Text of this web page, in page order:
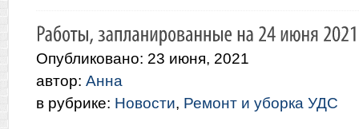
Опубликовано: 23 июня, 2021
автор: Анна
в рубрике: Новости, Ремонт и уборка УДС